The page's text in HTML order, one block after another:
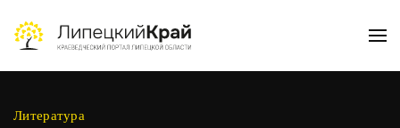
Skip to main content
Литература